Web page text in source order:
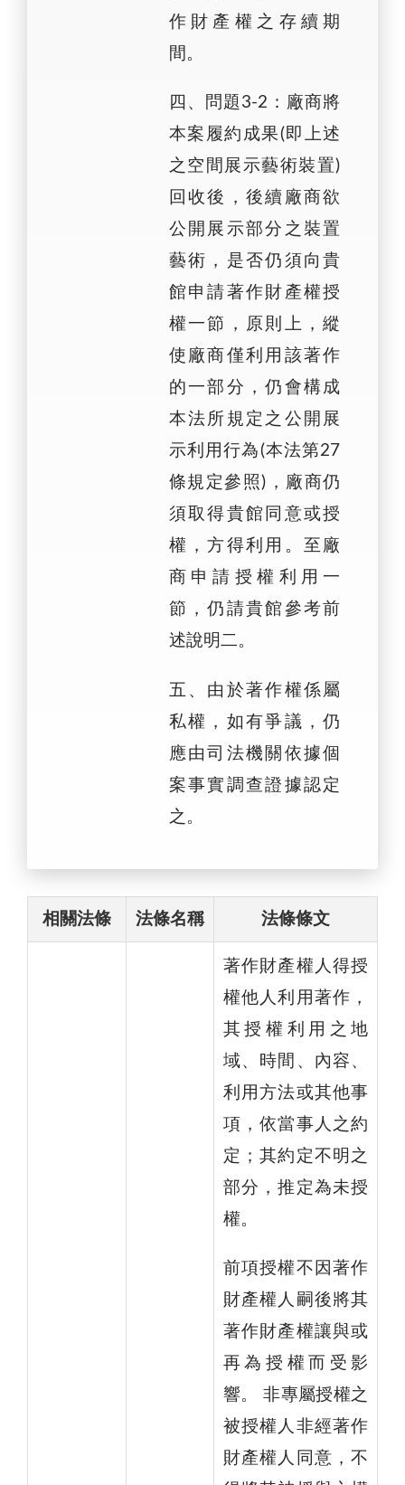
作財產權之存續期
間。
四、問題3-2：廠商將
本案履約成果(即上述
之空間展示藝術裝置)
回收後，後續廠商欲
公開展示部分之裝置
藝術，是否仍須向貴
館申請著作財產權授
權一節，原則上，縱
使廠商僅利用該著作
的一部分，仍會構成
本法所規定之公開展
示利用行為(本法第27
條規定參照)，廠商仍
須取得貴館同意或授
權，方得利用。至廠
商申請授權利用一
節，仍請貴館參考前
述說明二。
五、由於著作權係屬
私權，如有爭議，仍
應由司法機關依據個
案事實調查證據認定
之。
相關法條 法條名稱 法條條文
著作財產權人得授
權他人利用著作，
其授權利用之地
域、時間、內容、
利用方法或其他事
項，依當事人之約
定；其約定不明之
部分，推定為未授
權。
前項授權不因著作
財產權人嗣後將其
著作財產權讓與或
再為授權而受影
響。 非專屬授權之
被授權人非經著作
財產權人同意，不